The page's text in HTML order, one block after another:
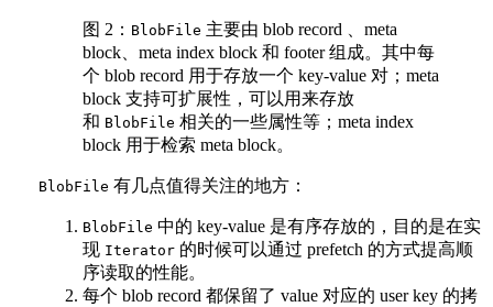
图 2： BlobFile 主要由 blob record 、meta
block、meta index block 和 footer 组成。其中每
个 blob record 用于存放一个 key-value 对；meta
block 支持可扩展性，可以用来存放
和 BlobFile 相关的一些属性等；meta index
block 用于检索 meta block。
BlobFile 有几点值得关注的地方：
BlobFile 中的 key-value 是有序存放的，目的是在实
现 Iterator 的时候可以通过 prefetch 的方式提高顺
序读取的性能。
每个 blob record 都保留了 value 对应的 user key 的拷